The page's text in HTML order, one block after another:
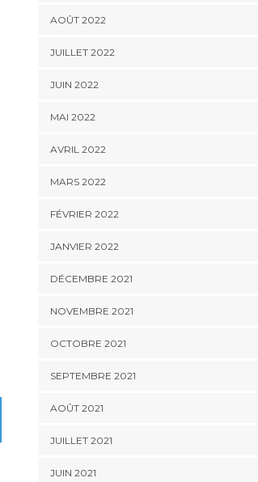
AOÛT 2022
JUILLET 2022
JUIN 2022
MAI 2022
AVRIL 2022
MARS 2022
FÉVRIER 2022
JANVIER 2022
DÉCEMBRE 2021
NOVEMBRE 2021
OCTOBRE 2021
SEPTEMBRE 2021
AOÛT 2021
JUILLET 2021
JUIN 2021